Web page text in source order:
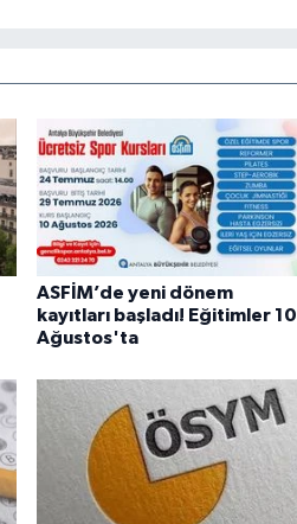
ASFİM’de yeni dönem
kayıtları başladı! Eğitimler 10
Ağustos'ta